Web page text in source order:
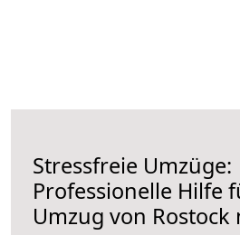
Stressfreie Umzüge:
Professionelle Hilfe
Umzug von Rostock